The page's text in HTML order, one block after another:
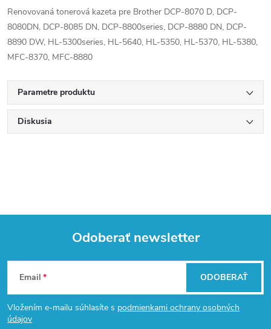
Renovovaná tonerová kazeta pre Brother DCP-8070 D, DCP-
8080DN, DCP-8085 DN, DCP-8800series, DCP-8880 DN, DCP-
8890 DW, HL-5300series, HL-5640, HL-5350, HL-5370, HL-5380,
MFC-8370, MFC-8880
Parametre produktu
Diskusia
Z
á
Odoberať newsletter
Email
Vložením e-mailu súhlasíte s podmienkami ochrany osobných
údajov
ODOBERAŤ